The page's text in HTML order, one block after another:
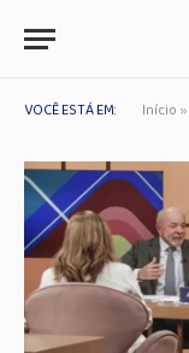
VOCÊ ESTÁ EM: Início »